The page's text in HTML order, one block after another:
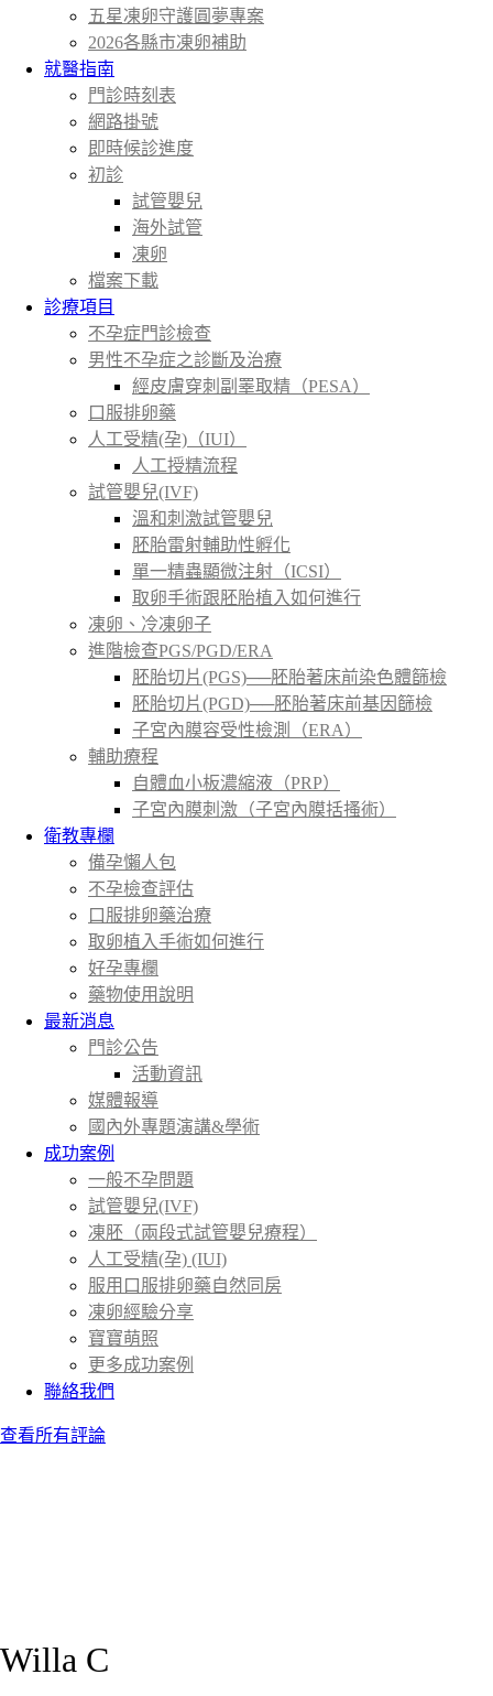
五星凍卵守護圓夢專案
2026各縣市凍卵補助
就醫指南
門診時刻表
網路掛號
即時候診進度
初診
試管嬰兒
海外試管
凍卵
檔案下載
診療項目
不孕症門診檢查
男性不孕症之診斷及治療
經皮膚穿刺副睪取精（PESA）
口服排卵藥
人工受精(孕)（IUI）
人工授精流程
試管嬰兒(IVF)
溫和刺激試管嬰兒
胚胎雷射輔助性孵化
單一精蟲顯微注射（ICSI）
取卵手術跟胚胎植入如何進行
凍卵、冷凍卵子
進階檢查PGS/PGD/ERA
胚胎切片(PGS)──胚胎著床前染色體篩檢
胚胎切片(PGD)──胚胎著床前基因篩檢
子宮內膜容受性檢測（ERA）
輔助療程
自體血小板濃縮液（PRP）
子宮內膜刺激（子宮內膜括搔術）
衛教專欄
備孕懶人包
不孕檢查評估
口服排卵藥治療
取卵植入手術如何進行
好孕專欄
藥物使用說明
最新消息
門診公告
活動資訊
媒體報導
國內外專題演講&學術
成功案例
一般不孕問題
試管嬰兒(IVF)
凍胚（兩段式試管嬰兒療程）
人工受精(孕) (IUI)
服用口服排卵藥自然同房
凍卵經驗分享
寶寶萌照
更多成功案例
聯絡我們
查看所有評論
Willa C